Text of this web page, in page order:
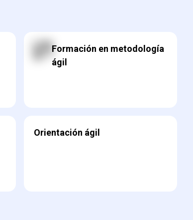
Formación en metodología
ágil
Orientación ágil